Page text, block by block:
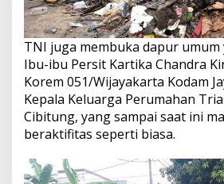
TNI juga membuka dapur umum
Ibu-ibu Persit Kartika Chandra
Korem 051/Wijayakarta Kodam
Kepala Keluarga Perumahan
Cibitung, yang sampai saat ini
beraktifitas seperti biasa.